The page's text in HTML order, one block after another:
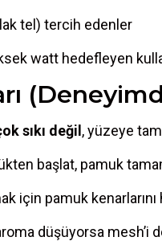
tel) tercih edenler
watt hedefleyen
sıkı değil , yüzeye
başlat, pamuk
için pamuk
düşüyorsa mesh’i